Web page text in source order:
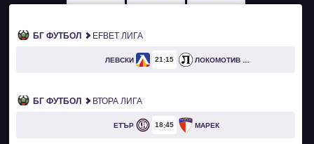
БГ ФУТБОЛ EFBET ЛИГА
ЛЕВСКИ 21 15 ЛОКОМОТИВ ПЛОВДИВ
БГ ФУТБОЛ ВТОРА ЛИГА
ЕТЪР 18 45 МАРЕК